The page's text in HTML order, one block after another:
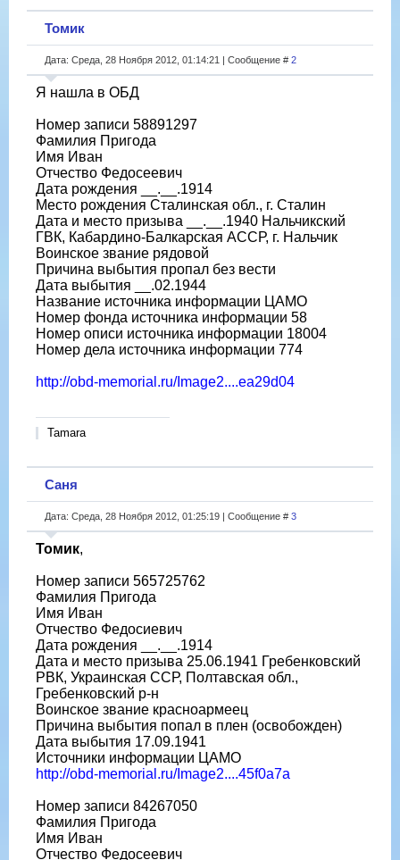
Томик
Дата: Среда, 28 Ноября 2012, 01:14:21 | Сообщение # 2
Я нашла в ОБД
Номер записи 58891297
Фамилия Пригода
Имя Иван
Отчество Федосеевич
Дата рождения __.__.1914
Место рождения Сталинская обл., г. Сталин
Дата и место призыва __.__.1940 Нальчикский
ГВК, Кабардино-Балкарская АССР, г. Нальчик
Воинское звание рядовой
Причина выбытия пропал без вести
Дата выбытия __.02.1944
Название источника информации ЦАМО
Номер фонда источника информации 58
Номер описи источника информации 18004
Номер дела источника информации 774
http://obd-memorial.ru/Image2....ea29d04
Tamara
Саня
Дата: Среда, 28 Ноября 2012, 01:25:19 | Сообщение # 3
Томик,
Номер записи 565725762
Фамилия Пригода
Имя Иван
Отчество Федосиевич
Дата рождения __.__.1914
Дата и место призыва 25.06.1941 Гребенковский
РВК, Украинская ССР, Полтавская обл.,
Гребенковский р-н
Воинское звание красноармеец
Причина выбытия попал в плен (освобожден)
Дата выбытия 17.09.1941
Источники информации ЦАМО
http://obd-memorial.ru/Image2....45f0a7a
Номер записи 84267050
Фамилия Пригода
Имя Иван
Отчество Федосеевич